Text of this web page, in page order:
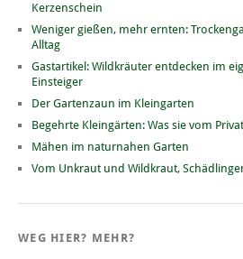
Kerzenschein
Weniger gießen, mehr ernten:
Alltag
Gastartikel: Wildkräuter entdecken im
Einsteiger
Der Gartenzaun im Kleingarten
Begehrte Kleingärten: Was sie vom
Mähen im naturnahen Garten
Vom Unkraut und Wildkraut,
WEG HIER? MEHR?